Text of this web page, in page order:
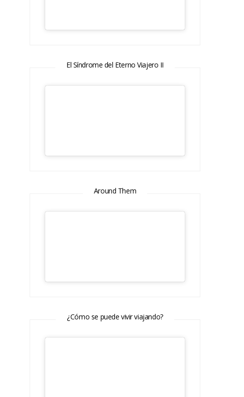
El Síndrome del Eterno Viajero II
Around Them
¿Cómo se puede vivir viajando?